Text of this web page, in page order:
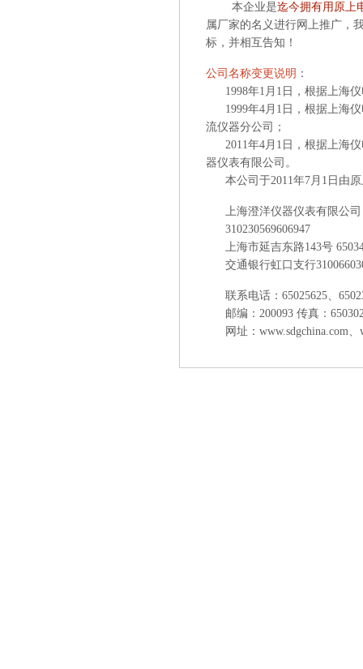
本企业是迄今拥有用原上
属厂家的名义进行网上推广，
标，并相互告知！
公司名称变更说明 ：
1998年1月1日，根据上海
1999年4月1日，根据上海仪
流仪器分公司；
2011年4月1日，根据上海仪
器仪表有限公司。
本公司于2011年7月1日由
上海澄洋仪器仪表有限公司
310230569606947
上海市延吉东路143号
交通银行虹口支行
联系电话： 65025625、
邮编：200093 传真：
网址：www.sdgchina.com、